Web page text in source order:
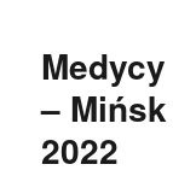
–
2022